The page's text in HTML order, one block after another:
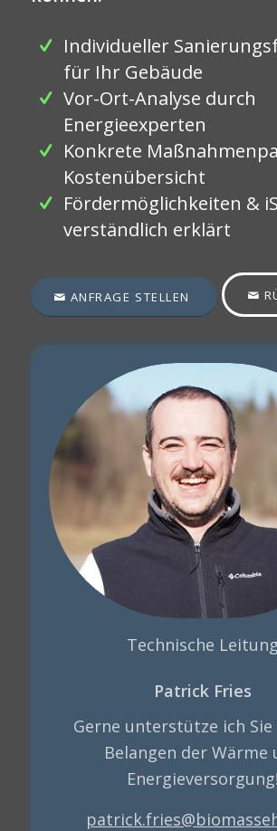
Individueller
für Ihr Gebäude
Vor-Ort-Analyse durch
Energieexperten
Konkrete
Kostenübersicht
Fördermöglichkeiten &
verständlich erklärt
ANFRAGE STELLEN
Technische Leitung
Patrick Fries
Gerne unterstütze ich Sie
Belangen der Wärme
Energieversorgung!